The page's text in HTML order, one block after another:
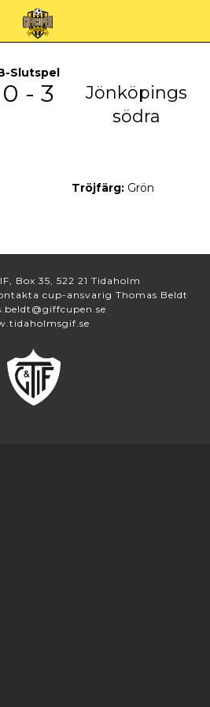
Slutspel
0 - 3
Jönköpings
södra
Tröjfärg: Grön
Box 35, 522 21 Tidaholm
cup-ansvarig Thomas Beldt